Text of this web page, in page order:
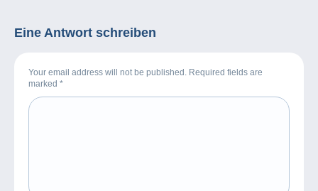
Eine Antwort schreiben
Your email address will not be published. Required fields are
marked *